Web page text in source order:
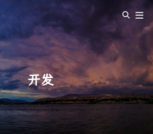
开发